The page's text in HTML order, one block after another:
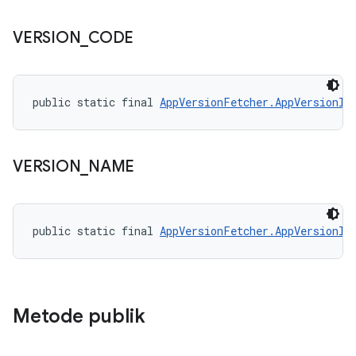
VERSION CODE
public static final
VERSION NAME
public static final
Metode publik